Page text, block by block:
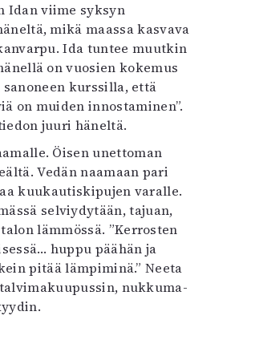
Idan viime syksyn
mikä maassa kasvava
Ida tuntee muutkin
on vuosien kokemus
kurssilla, että
on muiden innostaminen”.
juuri häneltä.
Öisen unettoman
Vedän naamaan pari
kuukautiskipujen varalle.
selviydytään, tajuan,
lämmössä. ”Kerrosten
huppu päähän ja
pitää lämpiminä.” Neeta
nukkuma-